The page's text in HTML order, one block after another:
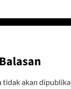
tidak akan